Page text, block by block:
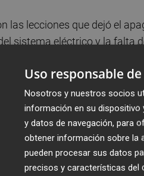
las lecciones que dejó el
sistema eléctrico y la falta
de forma súbita 15
lo que provocó un colapso
presidente del Gobierno,
todavía su origen.
Uso responsable
Nosotros y nuestros socios
información en su dispositivo
y datos de navegación, para
obtener información sobre la
pueden procesar sus datos
precisos y características del